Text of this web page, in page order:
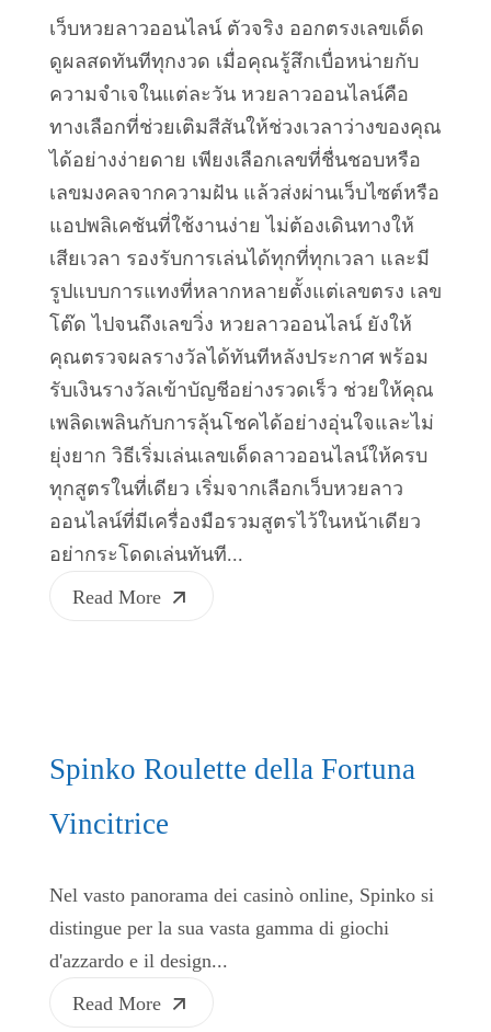
เว็บหวยลาวออนไลน์ ตัวจริง ออกตรงเลขเด็ด
ดูผลสดทันทีทุกงวด เมื่อคุณรู้สึกเบื่อหน่ายกับ
ความจำเจในแต่ละวัน หวยลาวออนไลน์คือ
ทางเลือกที่ช่วยเติมสีสันให้ช่วงเวลาว่างของคุณ
ได้อย่างง่ายดาย เพียงเลือกเลขที่ชื่นชอบหรือ
เลขมงคลจากความฝัน แล้วส่งผ่านเว็บไซต์หรือ
แอปพลิเคชันที่ใช้งานง่าย ไม่ต้องเดินทางให้
เสียเวลา รองรับการเล่นได้ทุกที่ทุกเวลา และมี
รูปแบบการแทงที่หลากหลายตั้งแต่เลขตรง เลข
โต๊ด ไปจนถึงเลขวิ่ง หวยลาวออนไลน์ ยังให้
คุณตรวจผลรางวัลได้ทันทีหลังประกาศ พร้อม
รับเงินรางวัลเข้าบัญชีอย่างรวดเร็ว ช่วยให้คุณ
เพลิดเพลินกับการลุ้นโชคได้อย่างอุ่นใจและไม่
ยุ่งยาก วิธีเริ่มเล่นเลขเด็ดลาวออนไลน์ให้ครบ
ทุกสูตรในที่เดียว เริ่มจากเลือกเว็บหวยลาว
ออนไลน์ที่มีเครื่องมือรวมสูตรไว้ในหน้าเดียว
อย่ากระโดดเล่นทันที...
Read More
Spinko Roulette della Fortuna
Vincitrice
Nel vasto panorama dei casinò online, Spinko si
distingue per la sua vasta gamma di giochi
d'azzardo e il design...
Read More